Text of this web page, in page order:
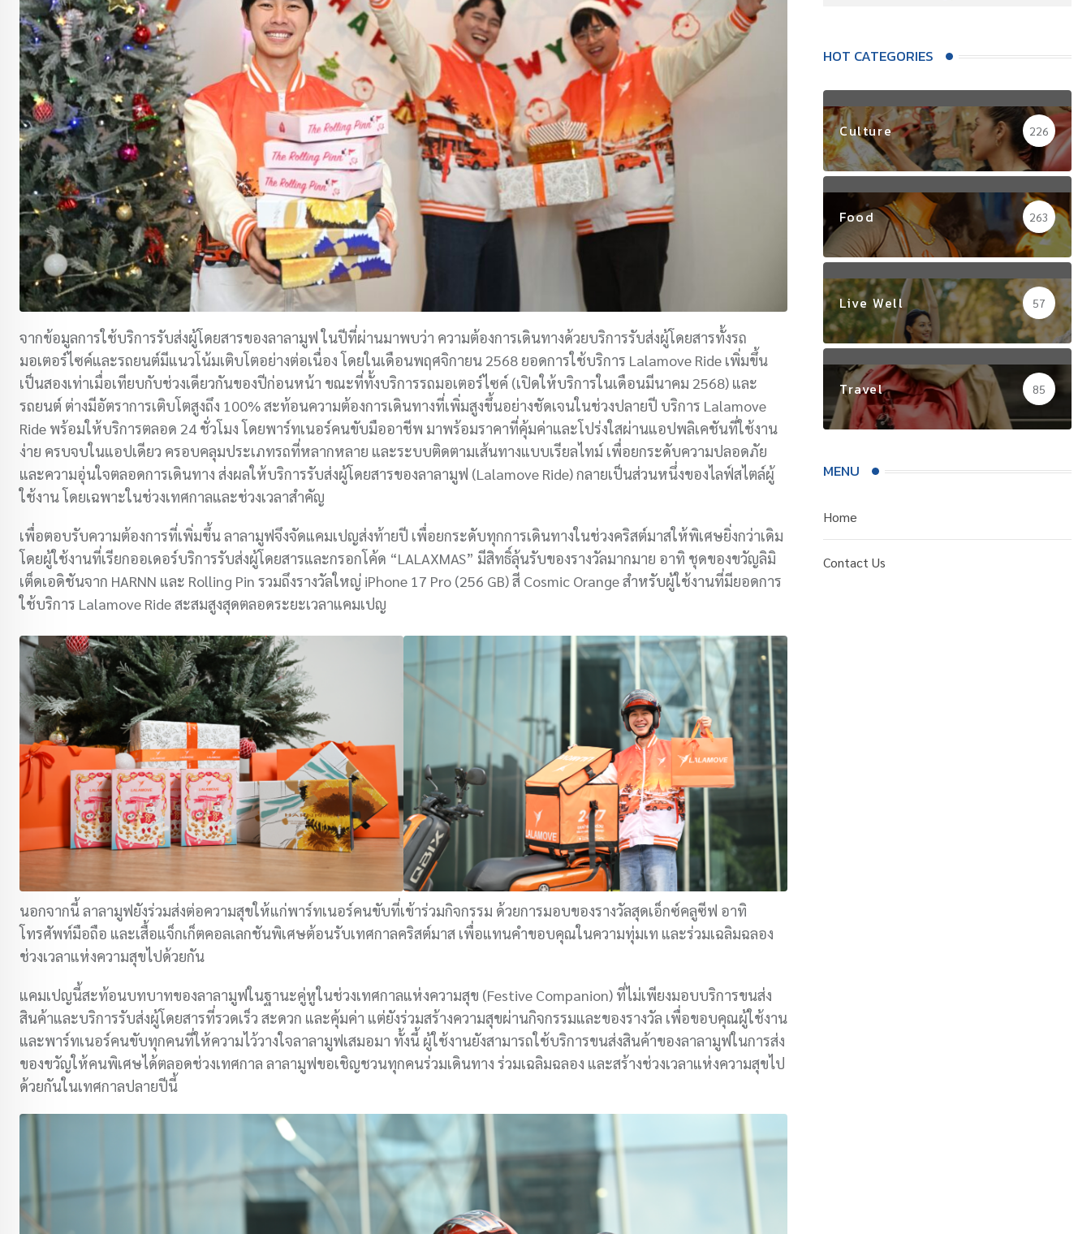
จากข้อมูลการใช้บริการรับส่งผู้โดยสารของลาลามูฟ ในปีที่ผ่านมาพบว่า ความต้องการเดินทางด้วยบริการรับส่งผู้โดยสารทั้งรถ
มอเตอร์ไซค์และรถยนต์มีแนวโน้มเติบโตอย่างต่อเนื่อง โดยในเดือนพฤศจิกายน 2568 ยอดการใช้บริการ Lalamove Ride เพิ่มขึ้น
เป็นสองเท่าเมื่อเทียบกับช่วงเดียวกันของปีก่อนหน้า ขณะที่ทั้งบริการรถมอเตอร์ไซค์ (เปิดให้บริการในเดือนมีนาคม 2568) และ
รถยนต์ ต่างมีอัตราการเติบโตสูงถึง 100% สะท้อนความต้องการเดินทางที่เพิ่มสูงขึ้นอย่างชัดเจนในช่วงปลายปี บริการ Lalamove
Ride พร้อมให้บริการตลอด 24 ชั่วโมง โดยพาร์ทเนอร์คนขับมืออาชีพ มาพร้อมราคาที่คุ้มค่าและโปร่งใสผ่านแอปพลิเคชันที่ใช้งาน
ง่าย ครบจบในแอปเดียว ครอบคลุมประเภทรถที่หลากหลาย และระบบติดตามเส้นทางแบบเรียลไทม์ เพื่อยกระดับความปลอดภัย
และความอุ่นใจตลอดการเดินทาง ส่งผลให้บริการรับส่งผู้โดยสารของลาลามูฟ (Lalamove Ride) กลายเป็นส่วนหนึ่งของไลฟ์สไตล์ผู้
ใช้งาน โดยเฉพาะในช่วงเทศกาลและช่วงเวลาสำคัญ
เพื่อตอบรับความต้องการที่เพิ่มขึ้น ลาลามูฟจึงจัดแคมเปญส่งท้ายปี เพื่อยกระดับทุกการเดินทางในช่วงคริสต์มาสให้พิเศษยิ่งกว่าเดิม
โดยผู้ใช้งานที่เรียกออเดอร์บริการรับส่งผู้โดยสารและกรอกโค้ด “LALAXMAS” มีสิทธิ์ลุ้นรับของรางวัลมากมาย อาทิ ชุดของขวัญลิมิ
เต็ดเอดิชันจาก HARNN และ Rolling Pin รวมถึงรางวัลใหญ่ iPhone 17 Pro (256 GB) สี Cosmic Orange สำหรับผู้ใช้งานที่มียอดการ
ใช้บริการ Lalamove Ride สะสมสูงสุดตลอดระยะเวลาแคมเปญ
นอกจากนี้ ลาลามูฟยังร่วมส่งต่อความสุขให้แก่พาร์ทเนอร์คนขับที่เข้าร่วมกิจกรรม ด้วยการมอบของรางวัลสุดเอ็กซ์คลูซีฟ อาทิ
โทรศัพท์มือถือ และเสื้อแจ็กเก็ตคอลเลกชันพิเศษต้อนรับเทศกาลคริสต์มาส เพื่อแทนคำขอบคุณในความทุ่มเท และร่วมเฉลิมฉลอง
ช่วงเวลาแห่งความสุขไปด้วยกัน
แคมเปญนี้สะท้อนบทบาทของลาลามูฟในฐานะคู่หูในช่วงเทศกาลแห่งความสุข (Festive Companion) ที่ไม่เพียงมอบบริการขนส่ง
สินค้าและบริการรับส่งผู้โดยสารที่รวดเร็ว สะดวก และคุ้มค่า แต่ยังร่วมสร้างความสุขผ่านกิจกรรมและของรางวัล เพื่อขอบคุณผู้ใช้งาน
และพาร์ทเนอร์คนขับทุกคนที่ให้ความไว้วางใจลาลามูฟเสมอมา ทั้งนี้ ผู้ใช้งานยังสามารถใช้บริการขนส่งสินค้าของลาลามูฟในการส่ง
ของขวัญให้คนพิเศษได้ตลอดช่วงเทศกาล ลาลามูฟขอเชิญชวนทุกคนร่วมเดินทาง ร่วมเฉลิมฉลอง และสร้างช่วงเวลาแห่งความสุขไป
ด้วยกันในเทศกาลปลายปีนี้
HOT CATEGORIES
Culture 226
Food 263
Live Well 57
Travel 85
MENU
Home
Contact Us